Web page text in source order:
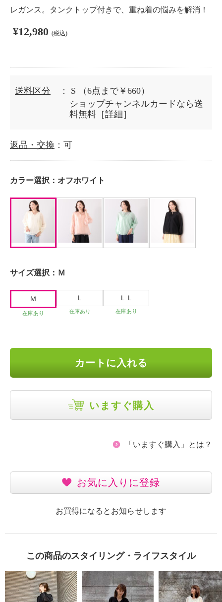
レガンス。タンクトップ付きで、重ね着の悩みを解消！
¥12,980 (税込)
送料区分 ： S
（6点まで￥660）
ショップチャンネルカードなら送
料無料［詳細 ］
返品・交換 ：可
カラー選択： オフホワイト
サイズ選択： Ｍ
Ｍ
在庫あり
Ｌ
在庫あり
ＬＬ
在庫あり
カートに入れる
いますぐ購入
「いますぐ購入」とは？
お気に入りに登録
お買得になるとお知らせします
この商品のスタイリング・ライフスタイル